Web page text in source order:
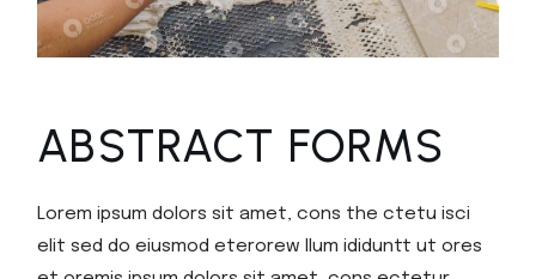
ABSTRACT FORMS
Lorem ipsum dolors sit amet, cons the ctetu isci
elit sed do eiusmod eterorew llum ididuntt ut ores